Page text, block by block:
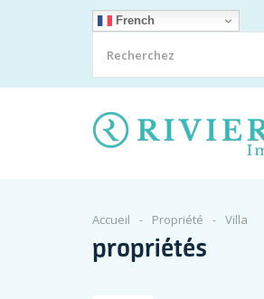
French
Accueil Propriété Villa
propriétés